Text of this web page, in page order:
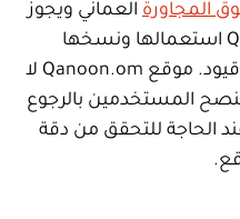
المجاورة العماني ويجوز
لمستخدمي موقع Qanoon.om استعمالها ونسخها
ونشرها وترجمتها مجانا ودون قيود. موقع Qanoon.om لا
المستخدمين بالرجوع
الحاجة للتحقق من دقة